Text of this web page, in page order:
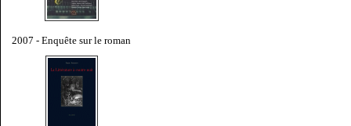
2007 - Enquête sur le roman